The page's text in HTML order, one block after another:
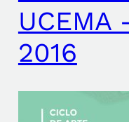
UCEMA
2016